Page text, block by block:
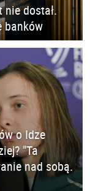
dostał.
banków
o Idze
"Ta
nad sobą.